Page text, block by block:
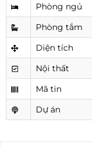
Phòng ngủ
Phòng tắm
Diện tích
Nội thất
Mã tin
Dự án